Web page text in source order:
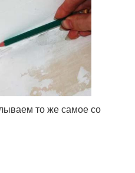
то же самое со